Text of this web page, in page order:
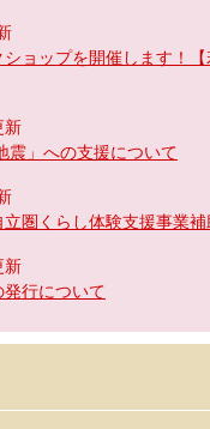
ョップを開催します！【
新
震」への支援について
圏くらし体験支援事業補
新
行について